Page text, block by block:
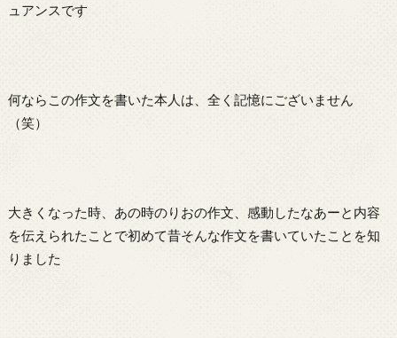
ュアンスです
何ならこの作文を書いた本人は、全く記憶にございません
（笑）
大きくなった時、あの時のりおの作文、感動したなあーと内容
を伝えられたことで初めて昔そんな作文を書いていたことを知
りました